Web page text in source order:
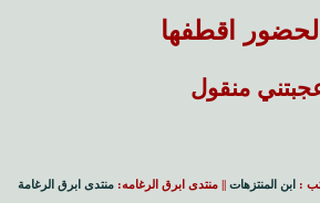
اقطفها
منقول
: ابن المنتزهات || منتدى ابرق الرغامه: منتدى ابرق الرغامة